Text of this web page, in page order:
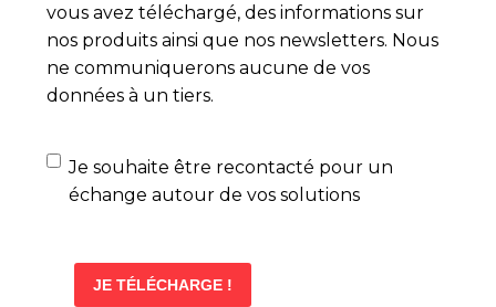
vous avez téléchargé, des informations sur
nos produits ainsi que nos newsletters. Nous
ne communiquerons aucune de vos
données à un tiers.
Demande
d'échange
Je souhaite être recontacté pour un
échange autour de vos solutions